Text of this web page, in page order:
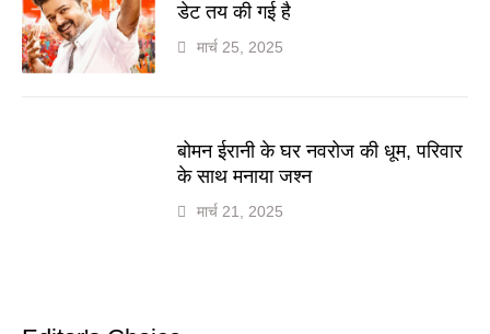
डेट तय की गई है
मार्च 25, 2025
बोमन ईरानी के घर नवरोज की धूम, परिवार
के साथ मनाया जश्न
मार्च 21, 2025